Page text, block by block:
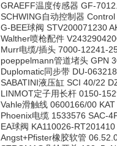
GRAEFF温度传感器 GF-
SCHWING自动控制器
G-BEE球阀 STV200071230
Walther喷枪配件
Murr电缆/插头 7000-12241-
poeppelmann管道堵头 GPN
Duplomatic同步带 DU-
SABATINI液压缸 SCI 40/22
LINMOT定子用长杆 0150-
Vahle滑触线 0600166/00
Phoenix电缆 1533576 SAC-
EA球阀 KA110026-RT201410
Angst+Pfister橡胶软管